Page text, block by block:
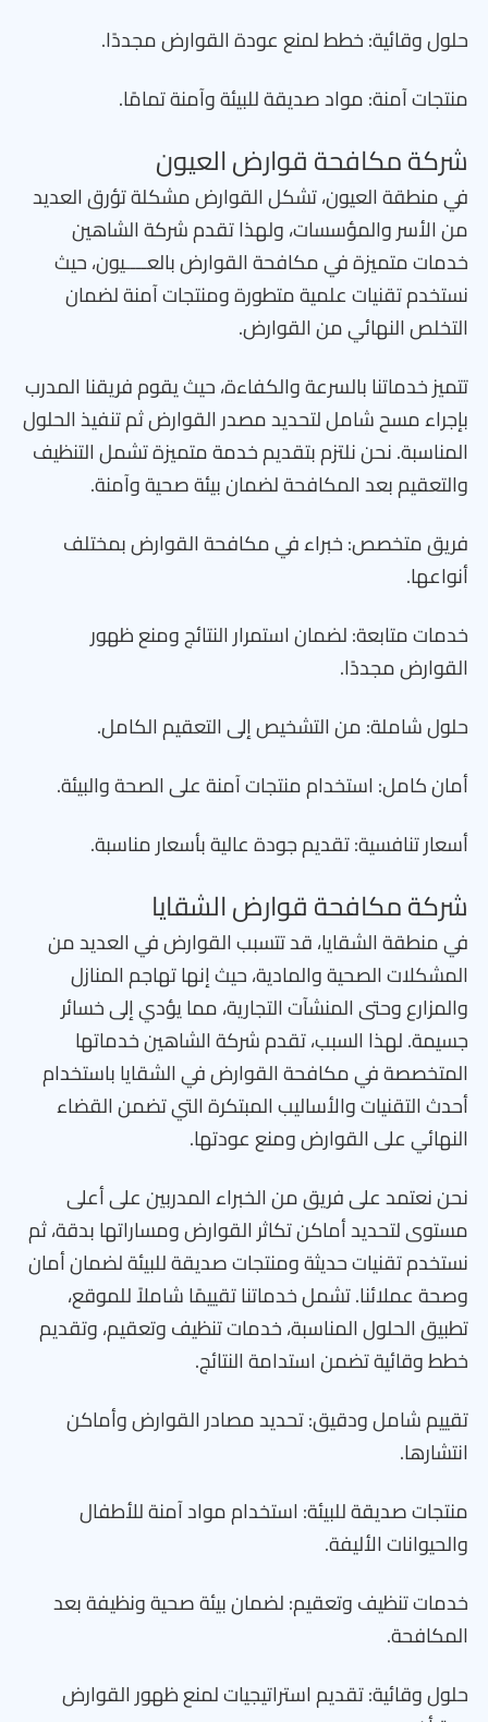
حلول وقائية: خطط لمنع عودة القوارض مجددًا.
منتجات آمنة: مواد صديقة للبيئة وآمنة تمامًا.
شركة مكافحة قوارض العيون
في منطقة العيون، تشكل القوارض مشكلة تؤرق العديد
من الأسر والمؤسسات، ولهذا تقدم شركة الشاهين
خدمات متميزة في مكافحة القوارض بالعــــيون، حيث
نستخدم تقنيات علمية متطورة ومنتجات آمنة لضمان
التخلص النهائي من القوارض.
تتميز خدماتنا بالسرعة والكفاءة، حيث يقوم فريقنا المدرب
بإجراء مسح شامل لتحديد مصدر القوارض ثم تنفيذ الحلول
المناسبة. نحن نلتزم بتقديم خدمة متميزة تشمل التنظيف
والتعقيم بعد المكافحة لضمان بيئة صحية وآمنة.
فريق متخصص: خبراء في مكافحة القوارض بمختلف
أنواعها.
خدمات متابعة: لضمان استمرار النتائج ومنع ظهور
القوارض مجددًا.
حلول شاملة: من التشخيص إلى التعقيم الكامل.
أمان كامل: استخدام منتجات آمنة على الصحة والبيئة.
أسعار تنافسية: تقديم جودة عالية بأسعار مناسبة.
شركة مكافحة قوارض الشقايا
في منطقة الشقايا، قد تتسبب القوارض في العديد من
المشكلات الصحية والمادية، حيث إنها تهاجم المنازل
والمزارع وحتى المنشآت التجارية، مما يؤدي إلى خسائر
جسيمة. لهذا السبب، تقدم شركة الشاهين خدماتها
المتخصصة في مكافحة القوارض في الشقايا باستخدام
أحدث التقنيات والأساليب المبتكرة التي تضمن القضاء
النهائي على القوارض ومنع عودتها.
نحن نعتمد على فريق من الخبراء المدربين على أعلى
مستوى لتحديد أماكن تكاثر القوارض ومساراتها بدقة، ثم
نستخدم تقنيات حديثة ومنتجات صديقة للبيئة لضمان أمان
وصحة عملائنا. تشمل خدماتنا تقييمًا شاملاً للموقع،
تطبيق الحلول المناسبة، خدمات تنظيف وتعقيم، وتقديم
خطط وقائية تضمن استدامة النتائج.
تقييم شامل ودقيق: تحديد مصادر القوارض وأماكن
انتشارها.
منتجات صديقة للبيئة: استخدام مواد آمنة للأطفال
والحيوانات الأليفة.
خدمات تنظيف وتعقيم: لضمان بيئة صحية ونظيفة بعد
المكافحة.
حلول وقائية: تقديم استراتيجيات لمنع ظهور القوارض